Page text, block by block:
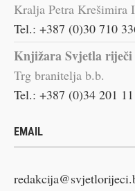
Kralja Petra Krešimira
Tel.: +387 (0)30 710
Knjižara Svjetla
Trg branitelja b.b.
Tel.: +387 (0)34 201
EMAIL